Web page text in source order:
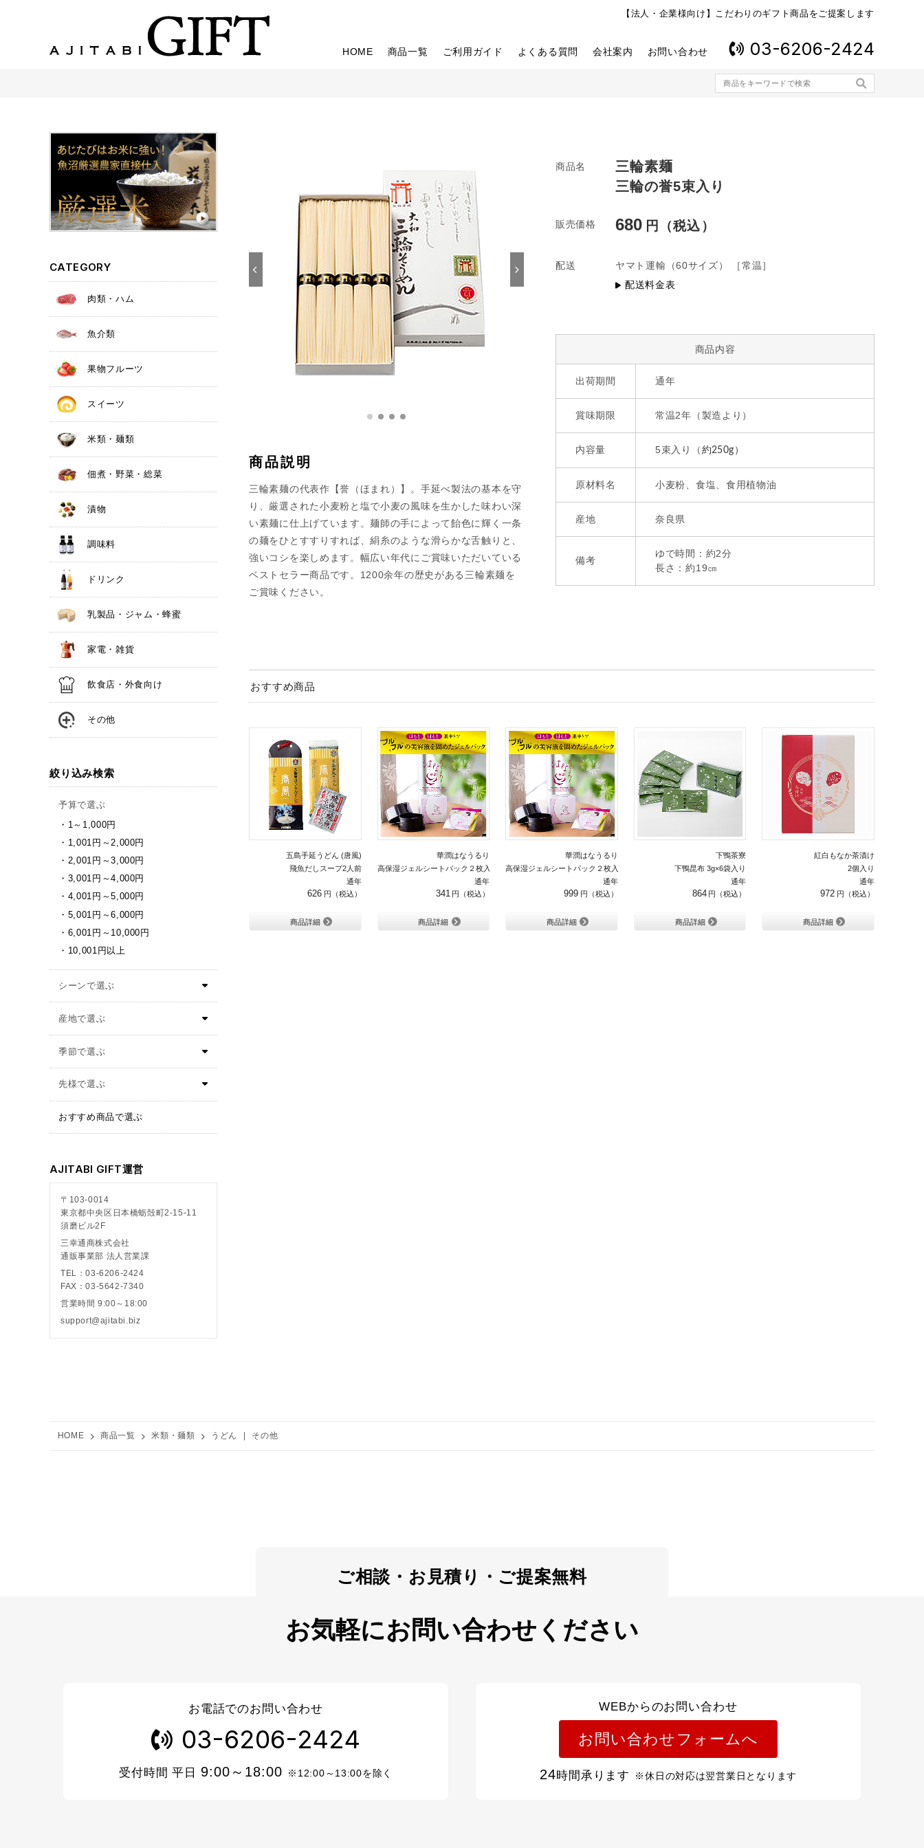
【法人・企業様向け】こだわりのギフト商品をご提案します
HOME 商品一覧 ご利用ガイド よくある質問 会社案内 お問い合わせ 03-6206-2424
CATEGORY
肉類・ハム
魚介類
果物フルーツ
スイーツ
米類・麺類
佃煮・野菜・総菜
漬物
調味料
ドリンク
乳製品・ジャム・蜂蜜
家電・雑貨
飲食店・外食向け
その他
絞り込み検索
予算で選ぶ
1～1,000円
1,001円～2,000円
2,001円～3,000円
3,001円～4,000円
4,001円～5,000円
5,001円～6,000円
6,001円～10,000円
10,001円以上
おすすめ商品で選ぶ
AJITABI GIFT運営
〒103-0014
東京都中央区日本橋蛎殻町2-15-11
須磨ビル2F
三幸通商株式会社
通販事業部 法人営業課
TEL：03-6206-2424
FAX：03-5642-7340
営業時間 9:00～18:00
support@ajitabi.biz
商品説明
三輪素麺の代表作【誉（ほまれ）】。手延べ製法の基本を守
り、厳選された小麦粉と塩で小麦の風味を生かした味わい深
い素麺に仕上げています。麺師の手によって飴色に輝く一条
の麺をひとすすりすれば、絹糸のような滑らかな舌触りと、
強いコシを楽しめます。幅広い年代にご賞味いただいている
ベストセラー商品です。1200余年の歴史がある三輪素麺を
ご賞味ください。
商品名
三輪素麺
三輪の誉5束入り
販売価格 680
配送 ヤマト運輸 （60サイズ）
［常温］
配送料金表
商品内容
出荷期間 通年
賞味期限 常温2年（製造より）
内容量 5束入り（ 約250g）
原材料名 小麦粉、食塩、食用植物油
産地 奈良県
備考
ゆで時間：約2分
長さ：約19㎝
おすすめ商品
五島手延うどん (唐風)
飛魚だしスープ2人前
通年
626
商品詳細
華潤はなうるり
高保湿ジェルシートパック２枚入り
通年
341
商品詳細
華潤はなうるり
高保湿ジェルシートパック２枚入り ×3セット
通年
999
商品詳細
下鴨茶寮
下鴨昆布 3g×6袋入り
通年
864
商品詳細
紅白もなか茶漬け
2個入り
通年
972
商品詳細
HOME 商品一覧 米類・麺類 うどん その他
お気軽にお問い合わせください
お電話でのお問い合わせ
03-6206-2424
受付時間 平日 9:00～18:00 ※12:00～13:00を除く
WEBからのお問い合わせ
お問い合わせフォームへ
24時間承ります ※休日の対応は翌営業日となります